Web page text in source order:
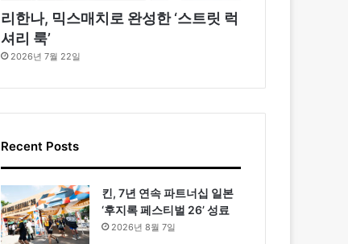
리한나, 믹스매치로 완성한 ‘스트릿 럭
셔리 룩’
2026년 7월 22일
Recent Posts
킨, 7년 연속 파트너십 일본
‘후지록 페스티벌 26’ 성료
2026년 8월 7일